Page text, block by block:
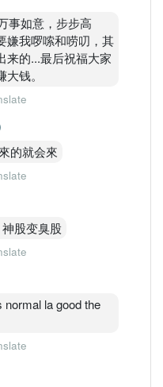
事如意，步步高
嫌我啰嗦和唠叨，其
来的...最后祝福大家
钱。
的就会來
股变臭股
la good the